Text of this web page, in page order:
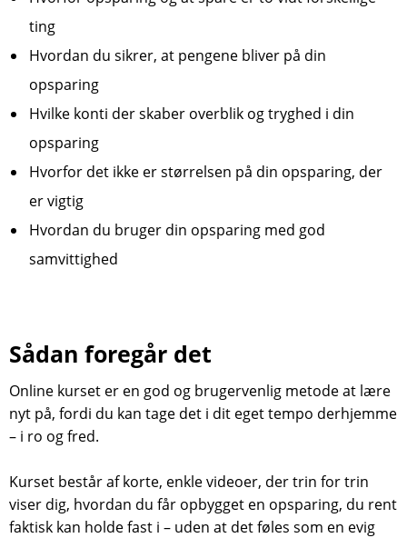
ting
Hvordan du sikrer, at pengene bliver på din
opsparing
Hvilke konti der skaber overblik og tryghed i din
opsparing
Hvorfor det ikke er størrelsen på din opsparing, der
er vigtig
Hvordan du bruger din opsparing med god
samvittighed
Sådan foregår det
Online kurset er en god og brugervenlig metode at lære
nyt på, fordi du kan tage det i dit eget tempo derhjemme
– i ro og fred.
Kurset består af korte, enkle videoer, der trin for trin
viser dig, hvordan du får opbygget en opsparing, du rent
faktisk kan holde fast i – uden at det føles som en evig